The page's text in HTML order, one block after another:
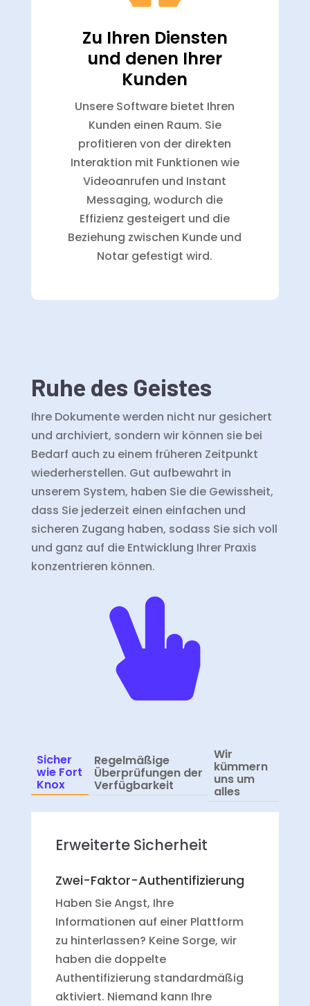
Zu Ihren Diensten
und denen Ihrer
Kunden
Unsere Software bietet Ihren
Kunden einen Raum. Sie
profitieren von der direkten
Interaktion mit Funktionen wie
Videoanrufen und Instant
Messaging, wodurch die
Effizienz gesteigert und die
Beziehung zwischen Kunde und
Notar gefestigt wird.
Ruhe des Geistes
Ihre Dokumente werden nicht nur gesichert
und archiviert, sondern wir können sie bei
Bedarf auch zu einem früheren Zeitpunkt
wiederherstellen. Gut aufbewahrt in
unserem System, haben Sie die Gewissheit,
dass Sie jederzeit einen einfachen und
sicheren Zugang haben, sodass Sie sich voll
und ganz auf die Entwicklung Ihrer Praxis
konzentrieren können.

Sicher
wie Fort
Knox
Regelmäßige
Überprüfungen der
Verfügbarkeit
Wir
kümmern
uns um
alles
Erweiterte Sicherheit
Zwei-Faktor-Authentifizierung
Haben Sie Angst, Ihre
Informationen auf einer Plattform
zu hinterlassen? Keine Sorge, wir
haben die doppelte
Authentifizierung standardmäßig
aktiviert. Niemand kann Ihre